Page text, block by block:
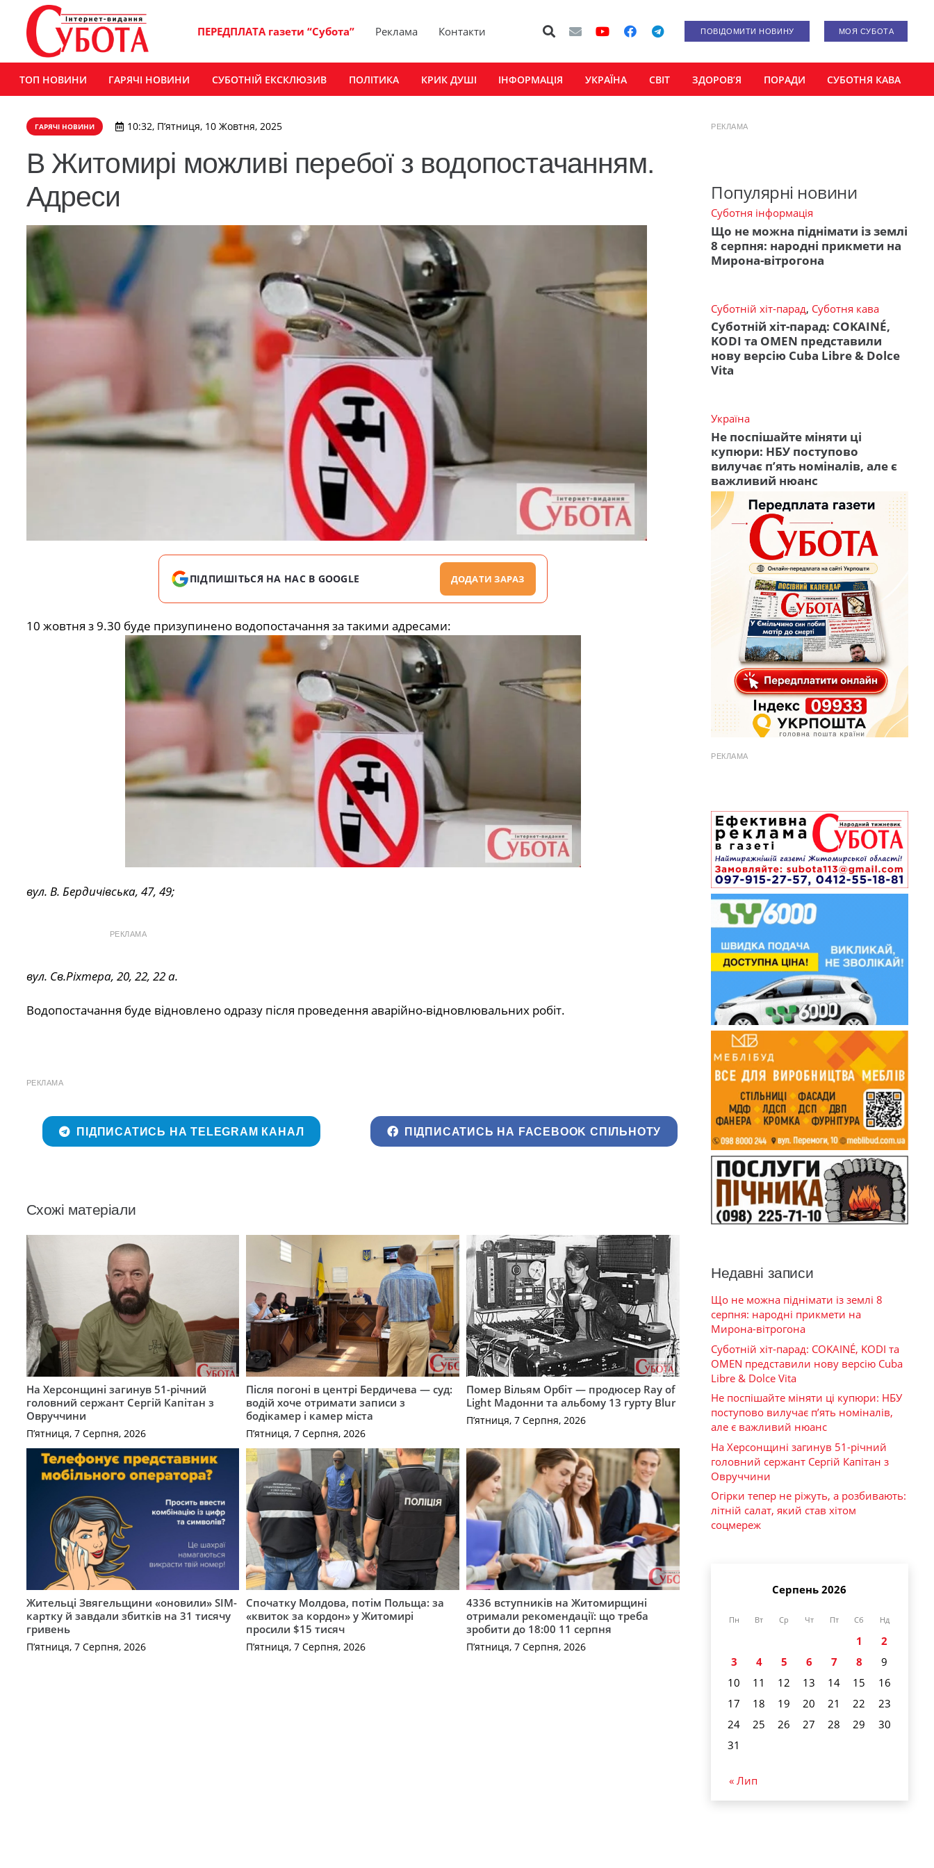
ПЕРЕДПЛАТА газети “Субота” Реклама Контакти ПОВІДОМИТИ НОВИНУ МОЯ СУБОТА
ТОП НОВИНИ ГАРЯЧІ НОВИНИ СУБОТНІЙ ЕКСКЛЮЗИВ ПОЛІТИКА КРИК ДУШІ ІНФОРМАЦІЯ УКРАЇНА СВІТ ЗДОРОВ’Я ПОРАДИ СУБОТНЯ КАВА
ГАРЯЧІ НОВИНИ 10:32, П’ятниця, 10 Жовтня, 2025
В Житомирі можливі перебої з водопостачанням.
Адреси
ПІДПИШІТЬСЯ НА НАС В GOOGLE ДОДАТИ ЗАРАЗ
10 жовтня з 9.30 буде призупинено водопостачання за такими адресами:
вул. В. Бердичівська, 47, 49;
РЕКЛАМА
вул. Св.Ріхтера, 20, 22, 22 а.
Водопостачання буде відновлено одразу після проведення аварійно-відновлювальних робіт.
РЕКЛАМА
ПІДПИСАТИСЬ НА TELEGRAM КАНАЛ ПІДПИСАТИСЬ НА FACEBOOK СПІЛЬНОТУ
Схожі матеріали
На Херсонщині загинув 51-річний
головний сержант Сергій Капітан з
Овруччини
П’ятниця, 7 Серпня, 2026
Після погоні в центрі Бердичева — суд:
водій хоче отримати записи з
бодікамер і камер міста
П’ятниця, 7 Серпня, 2026
Помер Вільям Орбіт — продюсер Ray of
Light Мадонни та альбому 13 гурту Blur
П’ятниця, 7 Серпня, 2026
Жительці Звягельщини «оновили» SIM-
картку й завдали збитків на 31 тисячу
гривень
П’ятниця, 7 Серпня, 2026
Спочатку Молдова, потім Польща: за
«квиток за кордон» у Житомирі
просили $15 тисяч
П’ятниця, 7 Серпня, 2026
4336 вступників на Житомирщині
отримали рекомендації: що треба
зробити до 18:00 11 серпня
П’ятниця, 7 Серпня, 2026
РЕКЛАМА
Популярні новини
Суботня інформація
Що не можна піднімати із землі
8 серпня: народні прикмети на
Мирона-вітрогона
Суботній хіт-парад, Суботня кава
Суботній хіт-парад: COKAINÉ,
KODI та OMEN представили
нову версію Cuba Libre & Dolce
Vita
Україна
Не поспішайте міняти ці
купюри: НБУ поступово
вилучає п’ять номіналів, але є
важливий нюанс
РЕКЛАМА
Недавні записи
Що не можна піднімати із землі 8
серпня: народні прикмети на
Мирона-вітрогона
Суботній хіт-парад: COKAINÉ, KODI та
OMEN представили нову версію Cuba
Libre & Dolce Vita
Не поспішайте міняти ці купюри: НБУ
поступово вилучає п’ять номіналів,
але є важливий нюанс
На Херсонщині загинув 51-річний
головний сержант Сергій Капітан з
Овруччини
Огірки тепер не ріжуть, а розбивають:
літній салат, який став хітом
соцмереж
Серпень 2026
Пн Вт Ср Чт Пт Сб Нд
1
2
3
4 5 6 7 8
9
10
11 12 13 14 15
16
17
18 19 20 21 22
23
24
25 26 27 28 29
30
31
« Лип